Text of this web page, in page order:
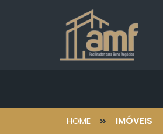
HOME IMÓVEIS